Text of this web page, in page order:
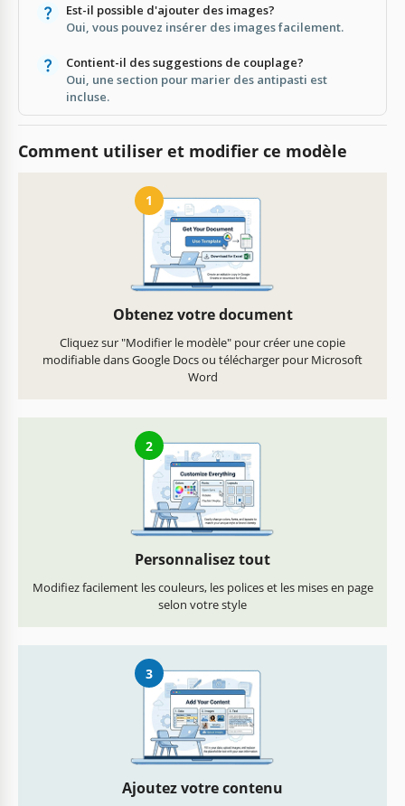
Est-il possible d'ajouter des images?
Oui, vous pouvez insérer des images facilement.
Contient-il des suggestions de couplage?
Oui, une section pour marier des antipasti est
incluse.
Comment utiliser et modifier ce modèle
1
Obtenez votre document
Cliquez sur "Modifier le modèle" pour créer une copie
modifiable dans Google Docs ou télécharger pour Microsoft
Word
2
Personnalisez tout
Modifiez facilement les couleurs, les polices et les mises en page
selon votre style
3
Ajoutez votre contenu